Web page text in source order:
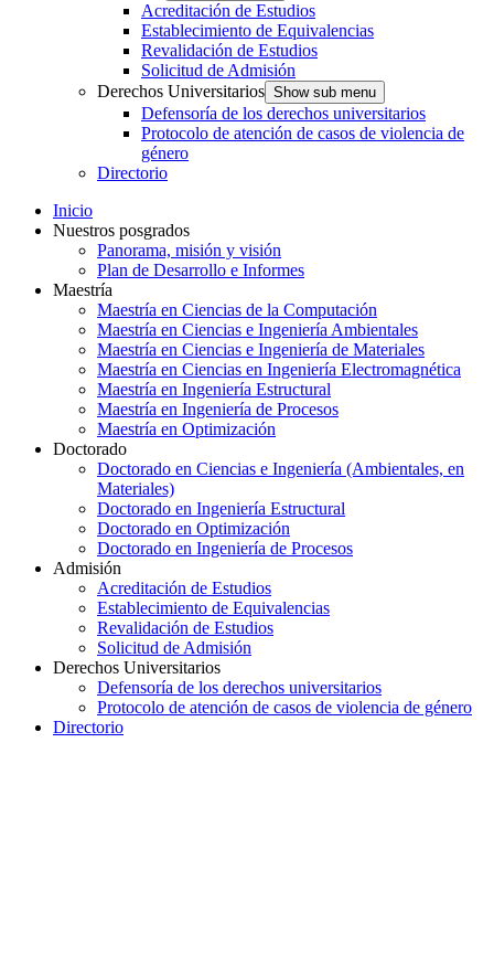
Acreditación de Estudios
Establecimiento de Equivalencias
Revalidación de Estudios
Solicitud de Admisión
Derechos Universitarios Show sub menu
Defensoría de los derechos universitarios
Protocolo de atención de casos de violencia de
género
Directorio
Inicio
Nuestros posgrados
Panorama, misión y visión
Plan de Desarrollo e Informes
Maestría
Maestría en Ciencias de la Computación
Maestría en Ciencias e Ingeniería Ambientales
Maestría en Ciencias e Ingeniería de Materiales
Maestría en Ciencias en Ingeniería Electromagnética
Maestría en Ingeniería Estructural
Maestría en Ingeniería de Procesos
Maestría en Optimización
Doctorado
Doctorado en Ciencias e Ingeniería (Ambientales, en
Materiales)
Doctorado en Ingeniería Estructural
Doctorado en Optimización
Doctorado en Ingeniería de Procesos
Admisión
Acreditación de Estudios
Establecimiento de Equivalencias
Revalidación de Estudios
Solicitud de Admisión
Derechos Universitarios
Defensoría de los derechos universitarios
Protocolo de atención de casos de violencia de género
Directorio